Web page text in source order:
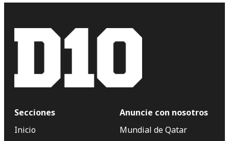
Secciones
Inicio
Anuncie con nosotros
Mundial de Qatar